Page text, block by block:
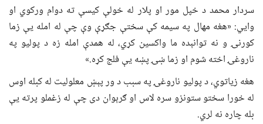
سردار محمد د خپل مور او پلار له خولې کیسې ته دوام ورکوي او
وايي: «هغه مهال په سیمه کې سختې جګړې وې چې له امله یې زما
کورنۍ و نه توانېده ما واکسین کړي، له همدې امله زه د پولیو په
ناروغۍ اخته شوم او زما ښۍ پښه یې فلج کړه.»
هغه زیاتوي، د پولیو ناروغۍ په سبب د ور پېښ معلولیت له کبله اوس
له خورا سختو ستونزو سره لاس او ګرېوان دی چې له زغملو پرته یې
بله چاره نه لري.